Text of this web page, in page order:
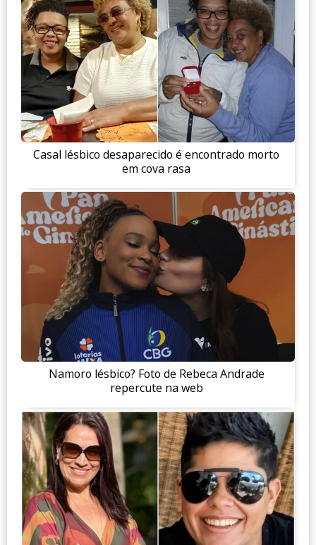
Casal lésbico desaparecido é encontrado morto
em cova rasa
Namoro lésbico? Foto de Rebeca Andrade
repercute na web